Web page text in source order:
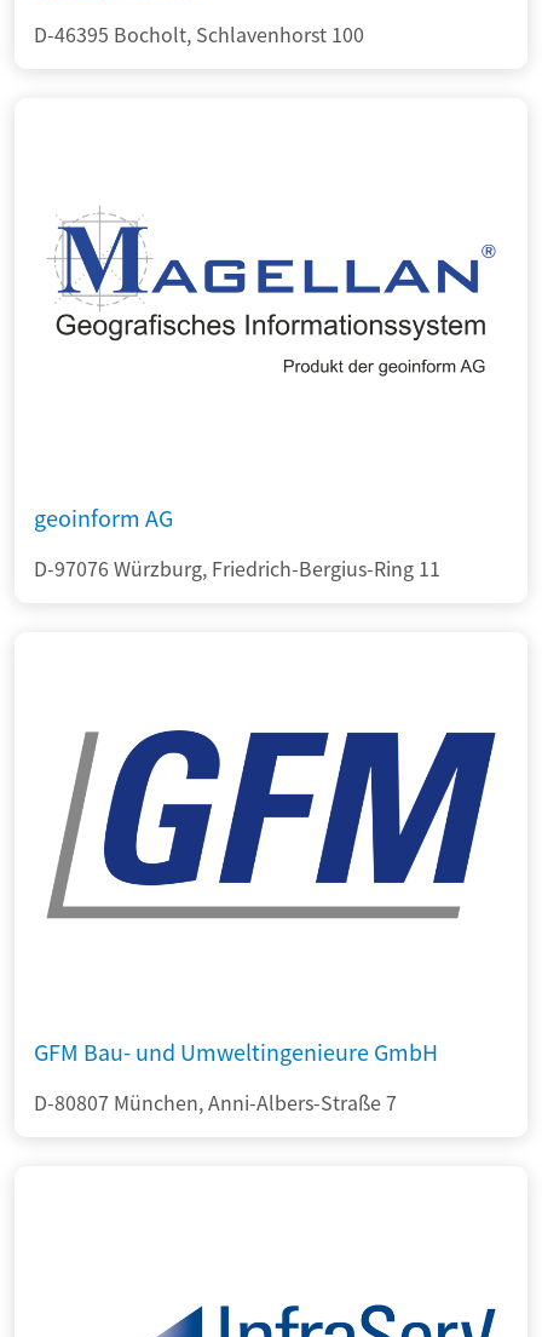
D-46395 Bocholt, Schlavenhorst 100
geoinform AG
D-97076 Würzburg, Friedrich-Bergius-Ring 11
GFM Bau- und Umweltingenieure GmbH
D-80807 München, Anni-Albers-Straße 7